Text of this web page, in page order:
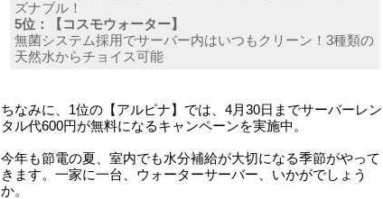
ズナブル！
5位：【コスモウォーター】
無菌システム採用でサーバー内はいつもクリーン！3種類の
天然水からチョイス可能
ちなみに、1位の【アルピナ】では、4月30日までサーバーレン
タル代600円が無料になるキャンペーンを実施中。
今年も節電の夏、室内でも水分補給が大切になる季節がやって
きます。一家に一台、ウォーターサーバー、いかがでしょう
か。